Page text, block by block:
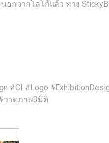
กจากโลโก้แล้ว ทาง
#CI #Logo
วาดภาพ3มิติ